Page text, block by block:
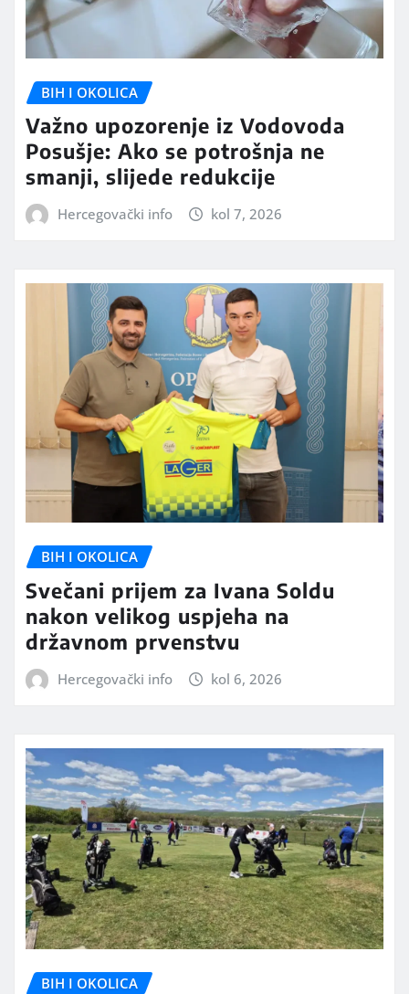
BIH I OKOLICA
Važno upozorenje iz Vodovoda
Posušje: Ako se potrošnja ne
smanji, slijede redukcije
Hercegovački info kol 7, 2026
BIH I OKOLICA
Svečani prijem za Ivana Soldu
nakon velikog uspjeha na
državnom prvenstvu
Hercegovački info kol 6, 2026
BIH I OKOLICA